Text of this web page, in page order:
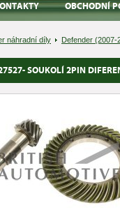
OBCHODNÍ
náhradní díly Defender (2007-
SOUKOLÍ 2PIN